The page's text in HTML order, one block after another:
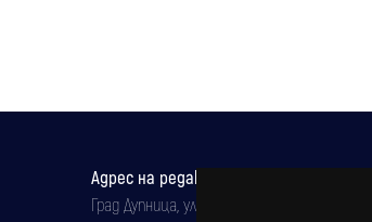
Адрес на редакцията
Град Дупница, ул.''Христо Ботев" 43